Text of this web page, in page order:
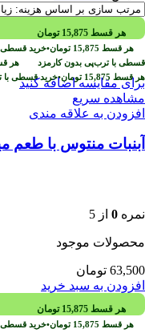
هر قسط 15,875 تومان
هر قسط 15,875 تومان•خرید قسطی
قسطی با ترب‌پی بدون کارمزد
هر
هر قسط 15,875 تومان•خرید قسطی با
برای مقایسه اضافه کنید
مشاهده سریع
افزودن به علاقه مندی
آبنبات منتوس با طعم
نمره 0 از 5
محصولات موجود
63,500 تومان
افزودن به سبد خرید
هر قسط 15,875 تومان
هر قسط 15,875 تومان•خرید قسطی